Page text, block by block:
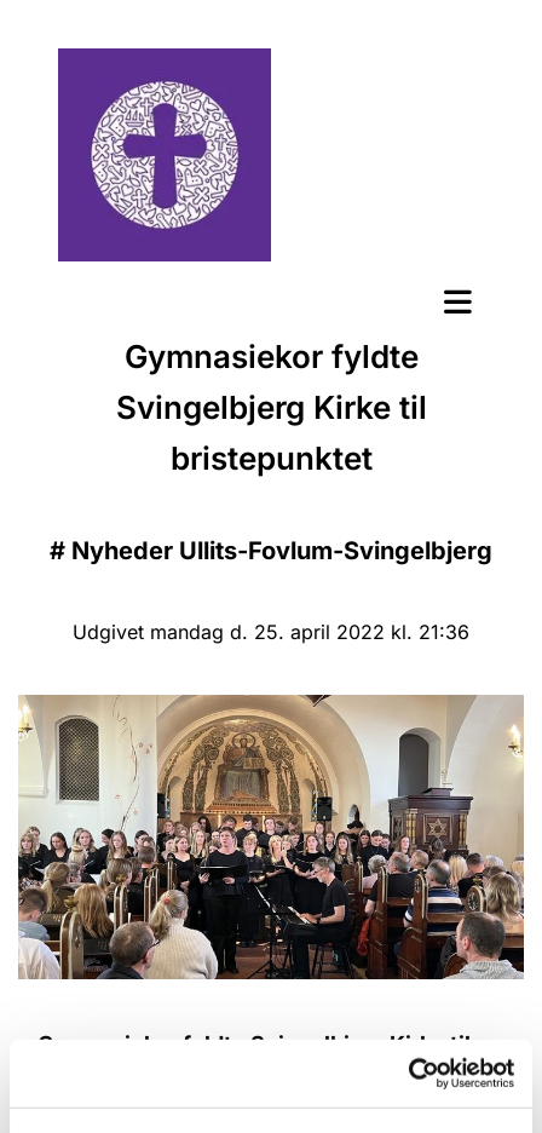
Gymnasiekor fyldte
Svingelbjerg Kirke til
bristepunktet
# Nyheder Ullits-Fovlum-Svingelbjerg
Udgivet mandag d. 25. april 2022 kl. 21:36
Gymnasiekor fyldte Svingelbjerg Kirke til